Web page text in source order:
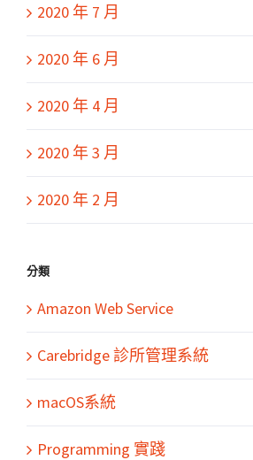
2020 年 7 月
2020 年 6 月
2020 年 4 月
2020 年 3 月
2020 年 2 月
分類
Amazon Web Service
Carebridge 診所管理系統
macOS系統
Programming 實踐